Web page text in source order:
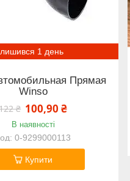
1 день
Прямая
Winso
₴ 100,90 ₴
В наявності
0-9299000113
Купити